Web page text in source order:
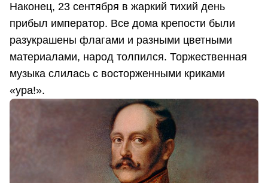
Наконец, 23 сентября в жаркий тихий день
прибыл император. Все дома крепости были
разукрашены флагами и разными цветными
материалами, народ толпился. Торжественная
музыка слилась с восторженными криками
«ура!».